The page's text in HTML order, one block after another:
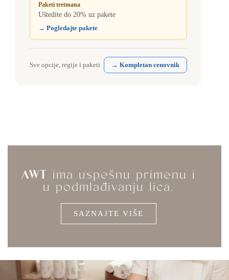
Paketi tretmana
Uštedite do 20% uz pakete
→ Pogledajte pakete
Sve opcije, regije i paketi → Kompletan cenovnik
AWT ima uspešnu primenu i
u podmlađivanju lica.
SAZNAJTE VIŠE